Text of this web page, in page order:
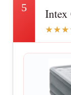
5 Intex